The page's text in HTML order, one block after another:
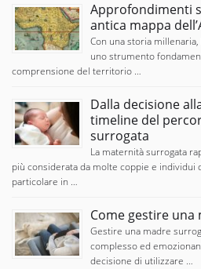
Approfondimenti
antica mappa
Con una storia
uno strumento
comprensione del territorio …
Dalla decisione
timeline del
surrogata
La maternità surrogata
più considerata da molte coppie e individui
particolare in …
Come gestire
Gestire una madre
complesso ed
decisione di utilizzare …